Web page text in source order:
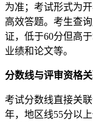
为准；考试形式为
高效答题。考生查
证，低于60分但高
业绩和论文等。
分数线与评审资格
考试分数线直接关
年，地区线55分以